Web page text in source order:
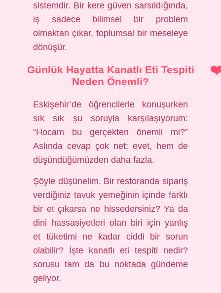
sistemdir. Bir kere güven sarsıldığında,
iş sadece bilimsel bir problem
olmaktan çıkar, toplumsal bir meseleye
dönüşür.
Günlük Hayatta Kanatlı Eti Tespiti
Neden Önemli?
Eskişehir’de öğrencilerle konuşurken
sık sık şu soruyla karşılaşıyorum:
“Hocam bu gerçekten önemli mi?”
Aslında cevap çok net: evet, hem de
düşündüğümüzden daha fazla.
Şöyle düşünelim. Bir restoranda sipariş
verdiğiniz tavuk yemeğinin içinde farklı
bir et çıkarsa ne hissedersiniz? Ya da
dini hassasiyetleri olan biri için yanlış
et tüketimi ne kadar ciddi bir sorun
olabilir? İşte kanatlı eti tespiti nedir?
sorusu tam da bu noktada gündeme
geliyor.